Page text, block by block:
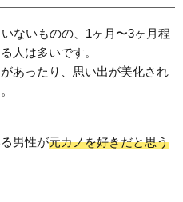
ないものの、1ヶ月〜3ヶ月程
人は多いです。
あったり、思い出が美化され
男性が元カノを好きだと思う